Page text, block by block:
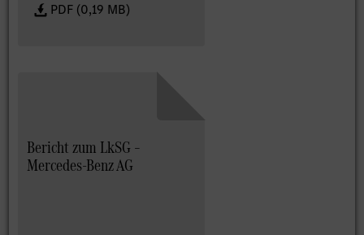
PDF (0,19 MB)
Bericht zum LkSG –
Mercedes-Benz AG